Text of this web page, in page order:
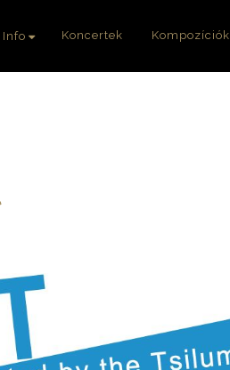
Info Koncertek Kompozíciók